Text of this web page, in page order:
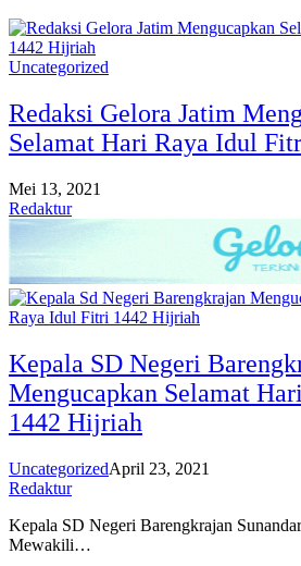
Uncategorized
Redaksi Gelora Jatim
Selamat Hari Raya Idul
Mei 13, 2021
Redaktur
Kepala SD Negeri
Mengucapkan Selamat
1442 Hijriah
UncategorizedApril 23, 2021
Redaktur
Kepala SD Negeri Barengkrajan
Mewakili…